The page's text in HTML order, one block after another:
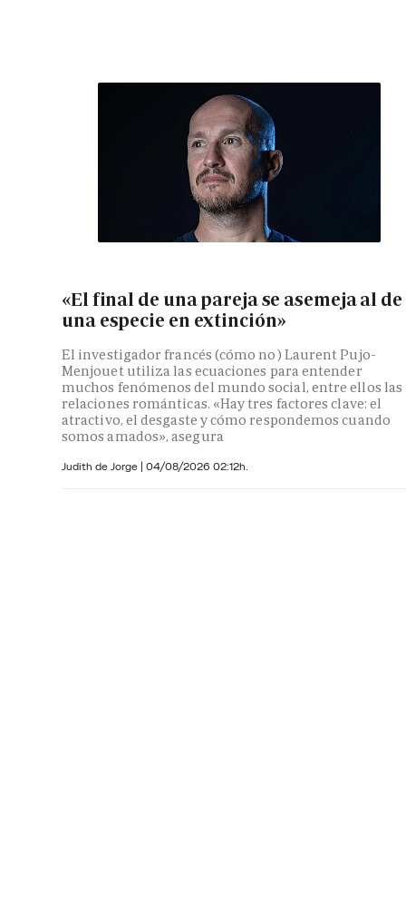
«El final de una pareja se asemeja al de
una especie en extinción»
El investigador francés (cómo no) Laurent Pujo-
Menjouet utiliza las ecuaciones para entender
muchos fenómenos del mundo social, entre ellos las
relaciones románticas. «Hay tres factores clave: el
atractivo, el desgaste y cómo respondemos cuando
somos amados», asegura
Judith de Jorge | 04/08/2026 02:12h.